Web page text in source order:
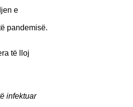
e
pandemisë.
të lloj
infektuar